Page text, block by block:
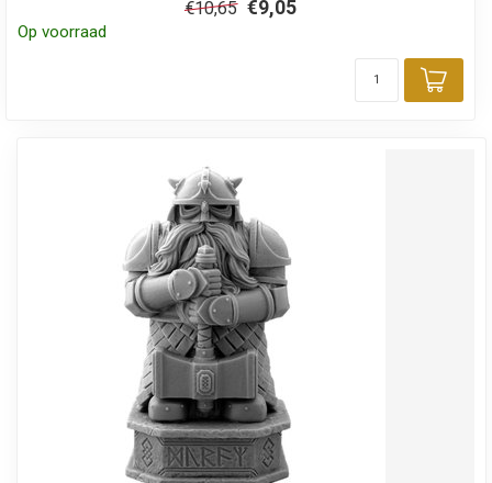
€10,65 €9,05
Op voorraad